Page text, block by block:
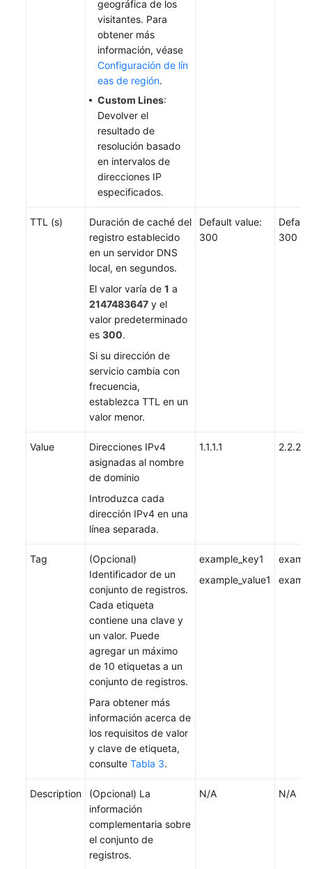
geográfica de los
visitantes. Para
obtener más
información, véase
Configuración de lín
eas de región.
Custom Lines:
Devolver el
resultado de
resolución basado
en intervalos de
direcciones IP
especificados.
TTL (s)
Duración de caché del
registro establecido
en un servidor DNS
local, en segundos.
El valor varía de 1 a
2147483647 y el
valor predeterminado
es 300.
Si su dirección de
servicio cambia con
frecuencia,
establezca TTL en un
valor menor.
Default value:
300
300
Value
Direcciones IPv4
asignadas al nombre
de dominio
Introduzca cada
dirección IPv4 en una
línea separada.
1.1.1.1 2.2.2.2
Tag
(Opcional)
Identificador de un
conjunto de registros.
Cada etiqueta
contiene una clave y
un valor. Puede
agregar un máximo
de 10 etiquetas a un
conjunto de registros.
Para obtener más
información acerca de
los requisitos de valor
y clave de etiqueta,
consulte Tabla 3.
example_key1
example_value1
Description
(Opcional) La
información
complementaria sobre
el conjunto de
registros.
N/A N/A